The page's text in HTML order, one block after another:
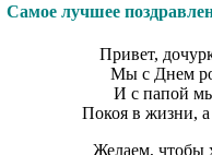
Самое лучшее
Привет,
Мы с Днем
И с папой
Покоя в жизни,
Желаем, чтобы